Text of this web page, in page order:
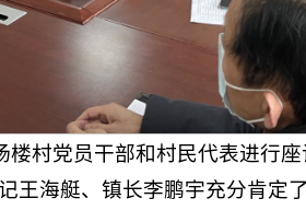
村党员干部和村民代表进行
王海艇、镇长李鹏宇充分肯定